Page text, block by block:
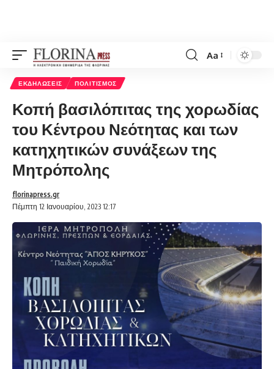
Font
Aa
ΕΚΔΗΛΏΣΕΙΣ ΠΟΛΙΤΙΣΜΌΣ
Κοπή βασιλόπιτας της χορωδίας
του Κέντρου Νεότητας και των
κατηχητικών συνάξεων της
Μητρόπολης
Πέμπτη 12 Ιανουαρίου, 2023 12:17
florinapress.gr